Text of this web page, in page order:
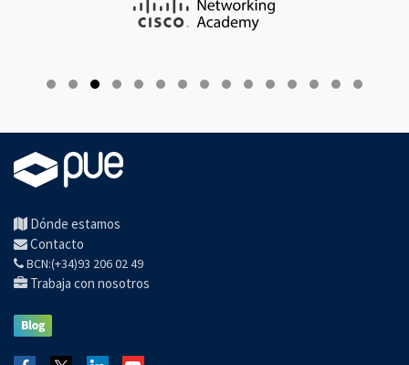
Dónde estamos
Contacto
BCN:(+34)93 206 02 49
Trabaja con nosotros